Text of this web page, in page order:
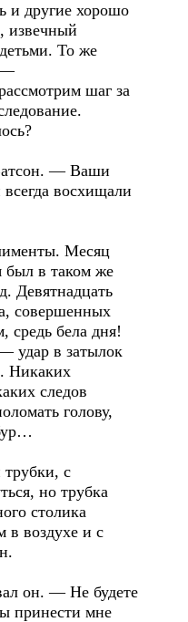
и другие хорошо
извечный
То же
—
шаг за
— Ваши
восхищали
Месяц
был в таком же
Девятнадцать
совершенных
средь бела дня!
удар в затылок
Никаких
следов
голову,
трубки, с
но трубка
столика
в воздухе и с
он. — Не будете
принести мне